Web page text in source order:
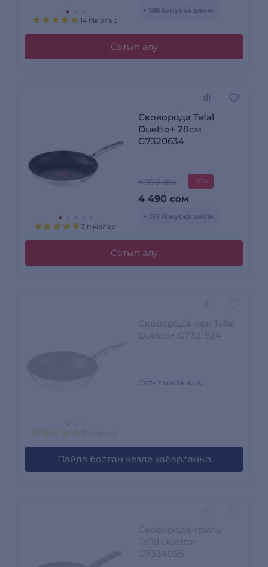
14 пікірлер
+ 108 бонусқа дейін
Сатып алу
3 пікірлер
Сковорода Tefal
Duetto+ 28см
G7320634
4 990 сом -10%
4 490 сом
+ 135 бонусқа дейін
Сатып алу
Сатылымда жоқ
Пайда болған кезде хабарлаңыз